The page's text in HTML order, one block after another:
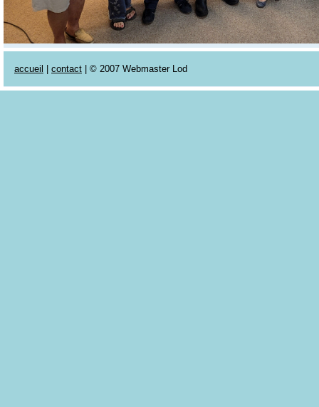
accueil contact | © 2007 Webmaster Lod